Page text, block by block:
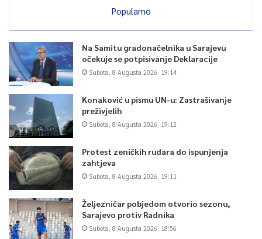
Popularno
Na Samitu gradonačelnika u Sarajevu
očekuje se potpisivanje Deklaracije
Subota, 8 Augusta 2026, 19:14
Konaković u pismu UN-u: Zastrašivanje
preživjelih
Subota, 8 Augusta 2026, 19:12
Protest zeničkih rudara do ispunjenja
zahtjeva
Subota, 8 Augusta 2026, 19:11
Željezničar pobjedom otvorio sezonu,
Sarajevo protiv Radnika
Subota, 8 Augusta 2026, 18:56